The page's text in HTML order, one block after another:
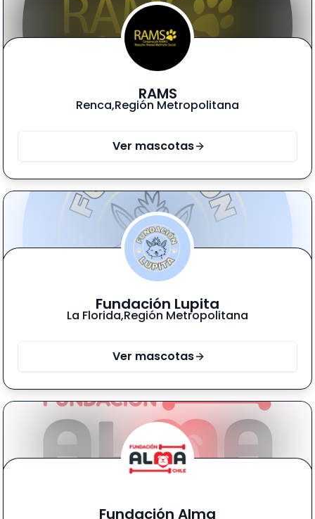
RAMS
Renca,Región Metropolitana
Ver mascotas
Fundación Lupita
La Florida,Región Metropolitana
Ver mascotas
Fundación Alma